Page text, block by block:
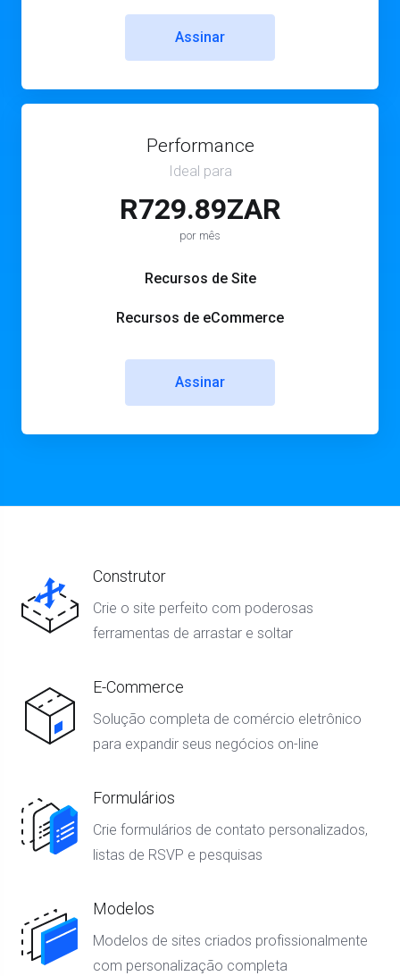
Assinar
Performance
Ideal para
R729.89ZAR
por mês
Recursos de Site
Recursos de eCommerce
Assinar
Construtor
Crie o site perfeito com poderosas
ferramentas de arrastar e soltar
E-Commerce
Solução completa de comércio eletrônico
para expandir seus negócios on-line
Formulários
Crie formulários de contato personalizados,
listas de RSVP e pesquisas
Modelos
Modelos de sites criados profissionalmente
com personalização completa